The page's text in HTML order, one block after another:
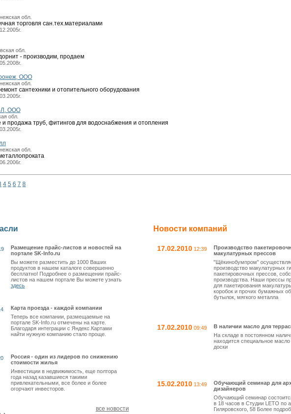
обл.
торговля сан.тех.материалами
обл.
- производим, продаем
ООО
обл.
сантехники и отопительного оборудования
Л, ООО
обл.
и продажа труб, фитингов для водоснабжения и отопления
обл.
4 5 6 7 8
Размещение прайс-листов и новостей на
портале SK-Info.ru
Вы можете разместить до 1000 Ваших
продуктов в нашем каталоге совершенно
бесплатно! Подробнее о размещении прайс-
листов на нашем портале Вы можете узнать
здесь
Карта проезда - каждой компании
Теперь все компании, размещаемые на
портале SK-Info.ru отмечены на карте.
Благодаря интеграции с Яндекс.Картами
найти нужную компанию стало проще.
Россия - один из лидеров по снижению
стоимости жилья
Инвестиции в недвижимость, еще полтора
года назад казавшиеся такими
привлекательными, все более и более
огорчают инвесторов.
все новости
Новости компаний
17.02.201012:39
Производство
макулатурных прессов
"Щёкинобумпром"
производство макулатурных
пакетировочных прессов,
производства. Наши прессы
для пакетирования
коробок и прочих бумажных
бутылок, мягкого металла
17.02.201009:49
В наличии масло для
На складе в постоянном
находится специальное
доски
15.02.201013:49
Обучающий семинар для
дизайнеров
Обучающий семинар
в 18 часов в Студии LETO по
Гиляровского, 58 Более